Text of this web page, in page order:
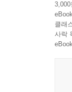
했다
《위
클래
사락